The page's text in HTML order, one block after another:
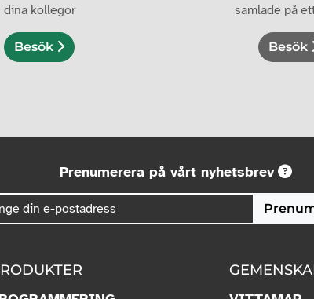
dina kollegor
Besök
samlade på
Besök
Prenumerera på vårt nyhetsbrev